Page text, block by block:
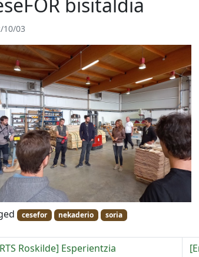
bisitaldia
10/03
cesefor nekaderio soria
Roskilde] Esperientzia